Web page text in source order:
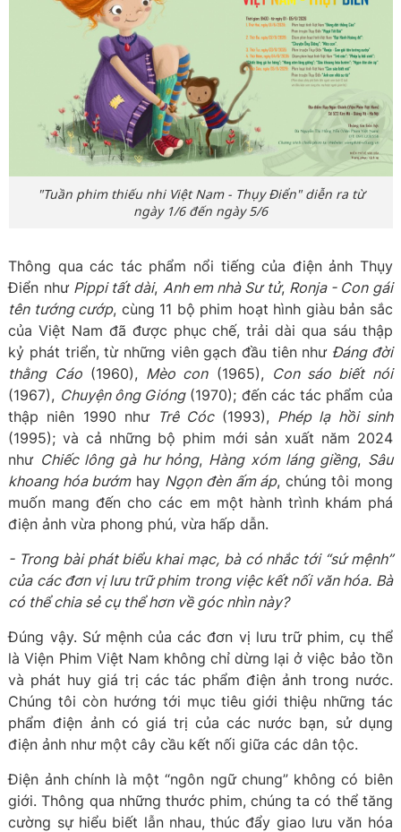
"Tuần phim thiếu nhi Việt Nam - Thụy Điển" diễn ra từ
ngày 1/6 đến ngày 5/6
Thông qua các tác phẩm nổi tiếng của điện ảnh Thụy
Điển như Pippi tất dài, Anh em nhà Sư tử, Ronja - Con gái
tên tướng cướp, cùng 11 bộ phim hoạt hình giàu bản sắc
của Việt Nam đã được phục chế, trải dài qua sáu thập
kỷ phát triển, từ những viên gạch đầu tiên như Đáng đời
thằng Cáo(1960), Mèo con(1965), Con sáo biết nói
(1967), Chuyện ông Gióng(1970); đến các tác phẩm của
thập niên 1990 như Trê Cóc(1993), Phép lạ hồi sinh
(1995); và cả những bộ phim mới sản xuất năm 2024
như Chiếc lông gà hư hỏng, Hàng xóm láng giềng, Sâu
khoang hóa bướmhay Ngọn đèn ấm áp, chúng tôi mong
muốn mang đến cho các em một hành trình khám phá
điện ảnh vừa phong phú, vừa hấp dẫn.
- Trong bài phát biểu khai mạc, bà có nhắc tới “sứ mệnh”
của các đơn vị lưu trữ phim trong việc kết nối văn hóa. Bà
có thể chia sẻ cụ thể hơn về góc nhìn này?
Đúng vậy. Sứ mệnh của các đơn vị lưu trữ phim, cụ thể
là Viện Phim Việt Nam không chỉ dừng lại ở việc bảo tồn
và phát huy giá trị các tác phẩm điện ảnh trong nước.
Chúng tôi còn hướng tới mục tiêu giới thiệu những tác
phẩm điện ảnh có giá trị của các nước bạn, sử dụng
điện ảnh như một cây cầu kết nối giữa các dân tộc.
Điện ảnh chính là một “ngôn ngữ chung” không có biên
giới. Thông qua những thước phim, chúng ta có thể tăng
cường sự hiểu biết lẫn nhau, thúc đẩy giao lưu văn hóa